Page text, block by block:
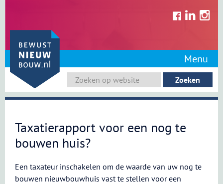
content
Menu
Taxatierapport voor een nog te
bouwen huis?
Een taxateur inschakelen om de waarde van uw nog te
bouwen nieuwbouwhuis vast te stellen voor een